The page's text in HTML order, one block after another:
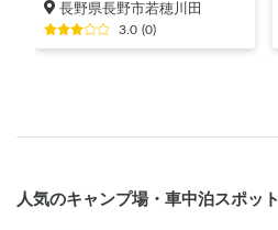
長野県長野市若穂川田
3.0 (0)
人気のキャンプ場・車中泊スポット